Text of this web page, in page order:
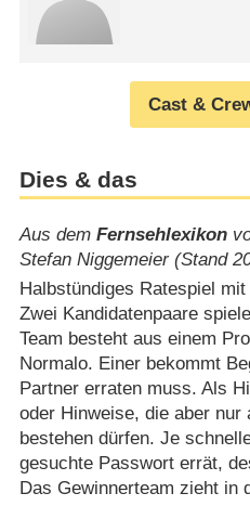
Cast &
Dies & das
Aus dem Fernsehlexikon
Stefan Niggemeier (Stand
Halbstündiges Ratespiel
Zwei Kandidatenpaare
Team besteht aus einem
Normalo. Einer bekommt
Partner erraten muss. Als
oder Hinweise, die aber nur
bestehen dürfen. Je
gesuchte Passwort errät,
Das Gewinnerteam zieht in